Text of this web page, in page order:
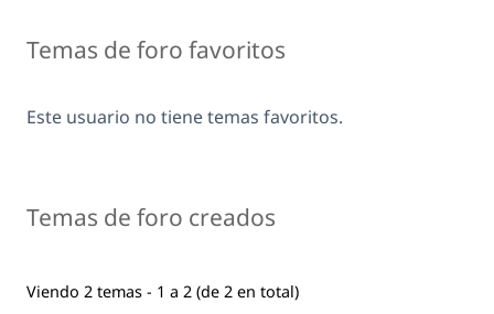
Temas de foro favoritos
Este usuario no tiene temas favoritos.
Temas de foro creados
Viendo 2 temas - 1 a 2 (de 2 en total)